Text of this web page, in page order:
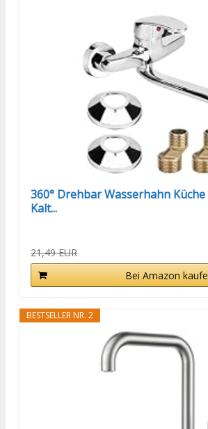
360° Drehbar Wasserhahn
Kalt...
21,49 EUR
Bei Amazon
BESTSELLER NR. 2